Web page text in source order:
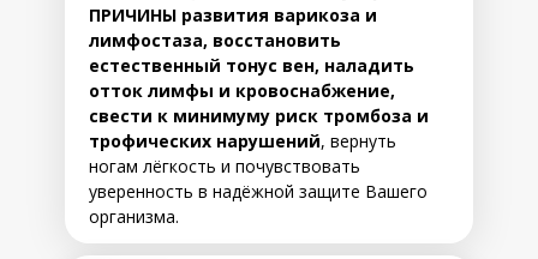
ПРИЧИНЫ развития варикоза и
лимфостаза, восстановить
естественный тонус вен, наладить
отток лимфы и кровоснабжение,
свести к минимуму риск тромбоза и
трофических нарушений, вернуть
ногам лёгкость и почувствовать
уверенность в надёжной защите Вашего
организма.